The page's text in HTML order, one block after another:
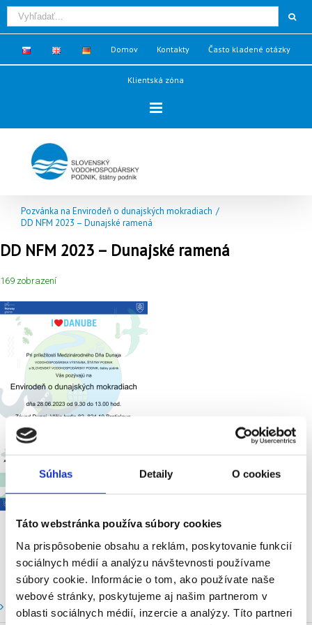
Súhlas Detaily O cookies
Táto webstránka používa súbory cookies
Na prispôsobenie obsahu a reklám, poskytovanie funkcií
sociálnych médií a analýzu návštevnosti používame
súbory cookie. Informácie o tom, ako používate naše
webové stránky, poskytujeme aj našim partnerom v
oblasti sociálnych médií, inzercie a analýzy. Títo partneri
Domov Kontakty Často kladené otázky
Klientská zóna
Pozvánka na Envirodeň o dunajských mokradiach /
DD NFM 2023 – Dunajské ramená
DD NFM 2023 – Dunajské ramená
169 zobrazení
Vodné stavy a prietoky SHMU